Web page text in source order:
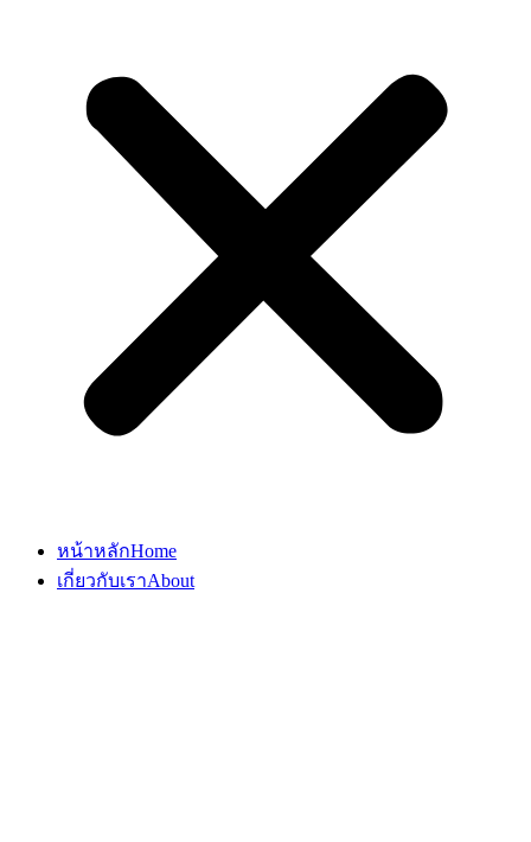
หน้าหลักHome
เกี่ยวกับเราAbout